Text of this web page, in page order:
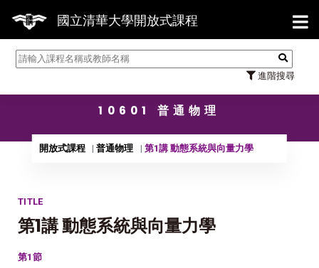
國立清華大學開放式課程
進階搜尋
【7/31】114學年度第2學期
10601 普通物理
開放式課程 普通物理 第1講 動態系統與向量力學
TITLE
第1講 動態系統與向量力學
第1節